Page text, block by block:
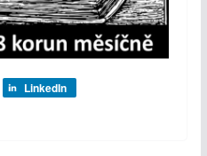
LinkedIn